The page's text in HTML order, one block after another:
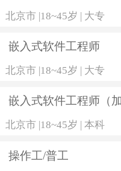
北京市 |18~45岁 | 大专
嵌入式软件工程师
北京市 |18~45岁 | 大专
嵌入式软件工程师（加
北京市 18~45岁 本科
操作工/普工